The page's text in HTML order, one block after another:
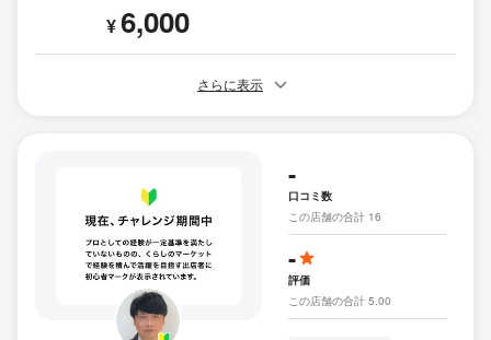
¥6,000
さらに表示
-
口コミ数
この店舗の合計 16
-
評価
この店舗の合計 5.00